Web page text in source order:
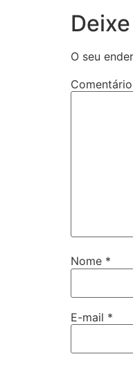
O seu
Comentário
Nome *
E-mail *